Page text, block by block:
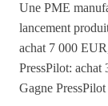
Une PME
lancement
achat 7 000
PressPilot:
Gagne